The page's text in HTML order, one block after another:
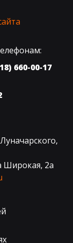
660-00-17
Широкая, 2а